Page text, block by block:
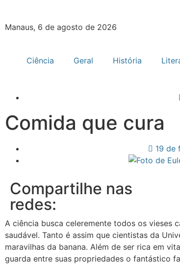
Manaus, 6 de agosto de 2026
Ciência Geral História
Comida que cura
19 de
Compartilhe nas
redes:
A ciência busca celeremente todos os vieses
saudável. Tanto é assim que cientistas da
maravilhas da banana. Além de ser rica em
guarda entre suas propriedades o fantástico